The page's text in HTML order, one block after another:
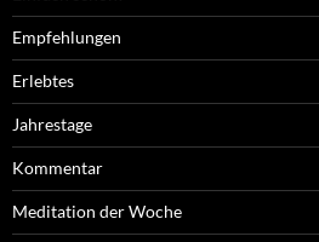
Empfehlungen
Erlebtes
Jahrestage
Kommentar
Meditation der Woche